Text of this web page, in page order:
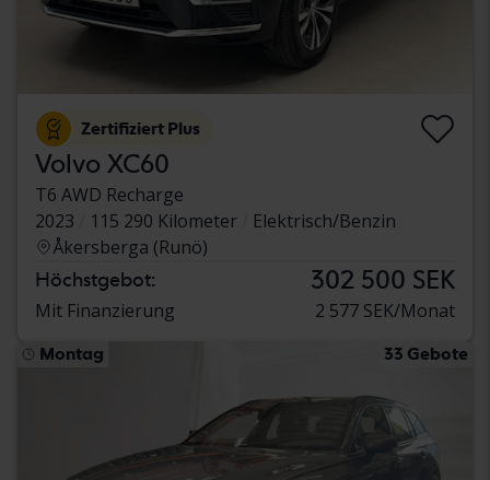
Zertifiziert Plus
Volvo XC60
T6 AWD Recharge
2023
115 290 Kilometer
Elektrisch/Benzin
Åkersberga (Runö)
Höchstgebot: 302 500 SEK
Mit Finanzierung 2 577 SEK/Monat
Montag 33 Gebote